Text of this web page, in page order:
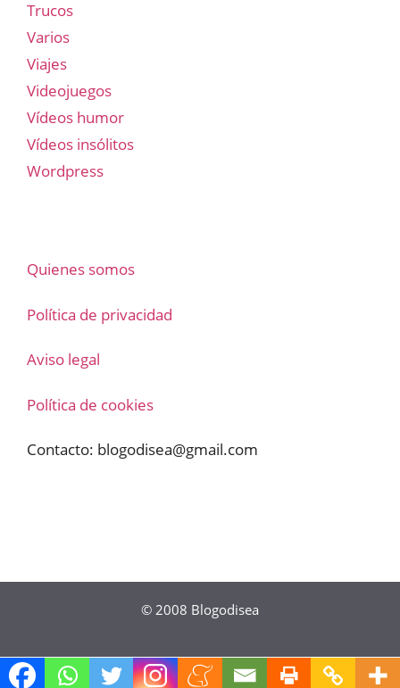
Trucos
Varios
Viajes
Videojuegos
Vídeos humor
Vídeos insólitos
Wordpress
Quienes somos
Política de privacidad
Aviso legal
Política de cookies
Contacto: blogodisea@gmail.com
© 2008 Blogodisea